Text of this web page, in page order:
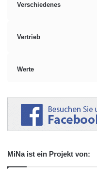
Verschiedenes
Vertrieb
Werte
MiNa ist ein Projekt von: